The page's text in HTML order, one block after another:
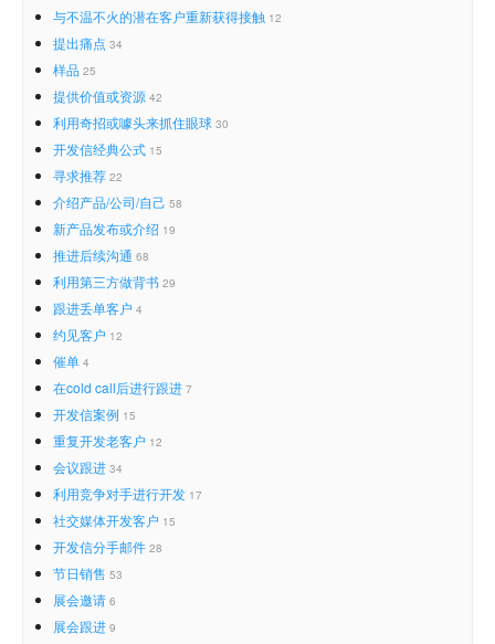
与不温不火的潜在客户重新获得接触 12
提出痛点 34
样品 25
提供价值或资源 42
利用奇招或噱头来抓住眼球 30
开发信经典公式 15
寻求推荐 22
介绍产品/公司/自己 58
新产品发布或介绍 19
推进后续沟通 68
利用第三方做背书 29
跟进丢单客户 4
约见客户 12
催单 4
在cold call后进行跟进 7
开发信案例 15
重复开发老客户 12
会议跟进 34
利用竞争对手进行开发 17
社交媒体开发客户 15
开发信分手邮件 28
节日销售 53
展会邀请 6
展会跟进 9